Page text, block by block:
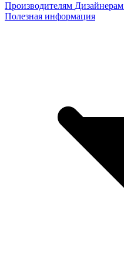
Производителям Дизайнерам
Полезная информация